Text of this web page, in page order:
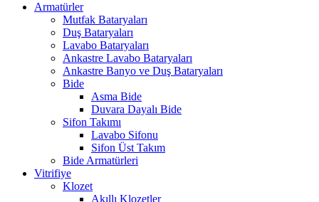
Armatürler
Mutfak Bataryaları
Duş Bataryaları
Lavabo Bataryaları
Ankastre Lavabo Bataryaları
Ankastre Banyo ve Duş Bataryaları
Bide
Asma Bide
Duvara Dayalı Bide
Sifon Takımı
Lavabo Sifonu
Sifon Üst Takım
Bide Armatürleri
Vitrifiye
Klozet
Akıllı Klozetler